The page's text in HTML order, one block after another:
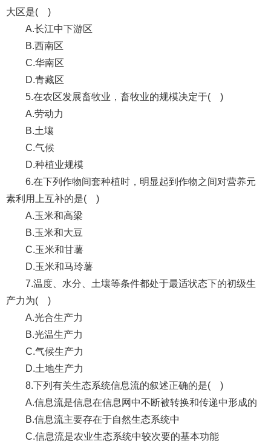
大区是( )
A.长江中下游区
B.西南区
C.华南区
D.青藏区
5.在农区发展畜牧业，畜牧业的规模决定于( )
A.劳动力
B.土壤
C.气候
D.种植业规模
6.在下列作物间套种植时，明显起到作物之间对营养元
素利用上互补的是( )
A.玉米和高梁
B.玉米和大豆
C.玉米和甘薯
D.玉米和马玲薯
7.温度、水分、土壤等条件都处于最适状态下的初级生
产力为( )
A.光合生产力
B.光温生产力
C.气候生产力
D.土地生产力
8.下列有关生态系统信息流的叙述正确的是( )
A.信息流是信息在信息网中不断被转换和传递中形成的
B.信息流主要存在于自然生态系统中
C.信息流是农业生态系统中较次要的基本功能